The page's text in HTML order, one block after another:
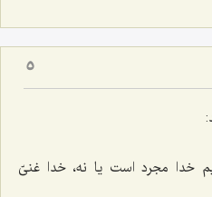
5
خدا مجرد است یا نه، خدا غنیّ